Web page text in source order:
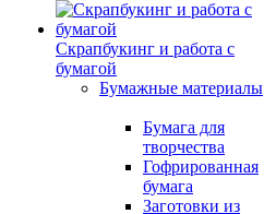
Скрапбукинг и работа с
бумагой
Бумажные материалы
Бумага для
творчества
Гофрированная
бумага
Заготовки из